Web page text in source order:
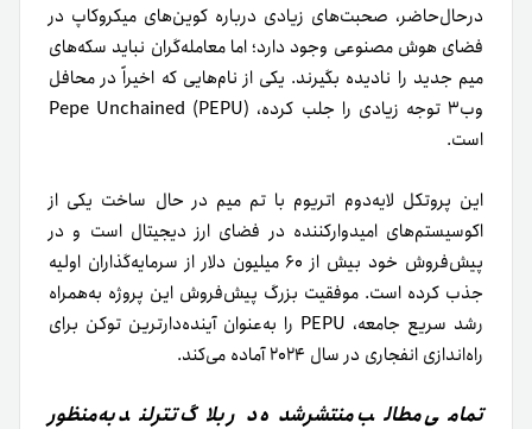
در‌حال‌حاضر، صحبت‌های زیادی درباره کوین‌های میکروکاپ در
فضای هوش مصنوعی وجود دارد؛ اما معامله‌گران نباید سکه‌های
میم جدید را نادیده بگیرند. یکی از نام‌هایی که اخیراً در محافل
وب۳ توجه زیادی را جلب کرده، Pepe Unchained (PEPU)
است.
این پروتکل لایه‌دوم اتریوم با تم میم در حال ساخت یکی از
اکوسیستم‌های امیدوارکننده‌ در فضای ارز دیجیتال است و در
پیش‌فروش خود بیش از ۶۰ میلیون دلار از سرمایه‌گذاران اولیه
جذب کرده است. موفقیت بزرگ پیش‌فروش این پروژه به‌همراه
رشد سریع جامعه، PEPU را به‌عنوان آینده‌دارترین توکن برای
راه‌اندازی انفجاری در سال ۲۰۲۴ آماده می‌کند.
تمامی مطالب منتشر‌شده در بلاگ تترلند به‌منظور